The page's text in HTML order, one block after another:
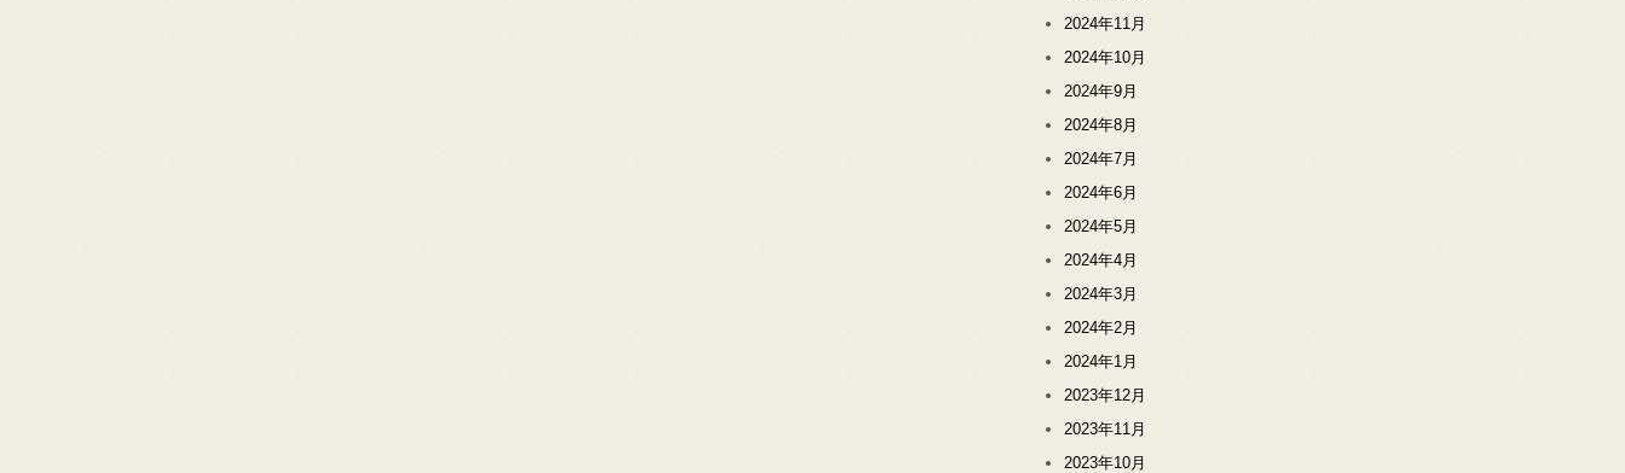
2024年11月
2024年10月
2024年9月
2024年8月
2024年7月
2024年6月
2024年5月
2024年4月
2024年3月
2024年2月
2024年1月
2023年12月
2023年11月
2023年10月